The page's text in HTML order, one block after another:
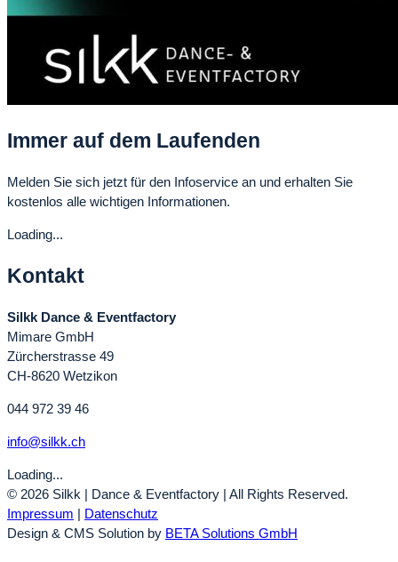
Immer auf dem Laufenden
Melden Sie sich jetzt für den Infoservice an und erhalten Sie
kostenlos alle wichtigen Informationen.
Loading...
Kontakt
Silkk Dance & Eventfactory
Mimare GmbH
Zürcherstrasse 49
CH-8620 Wetzikon
044 972 39 46
info@silkk.ch
Loading...
© 2026 Silkk | Dance & Eventfactory | All Rights Reserved.
Impressum | Datenschutz
Design & CMS Solution by BETA Solutions GmbH